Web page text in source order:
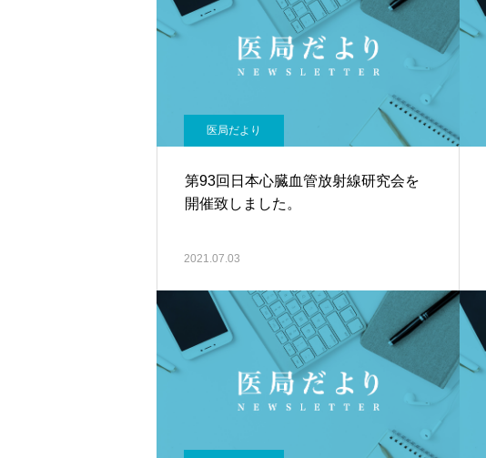
医局だより
第93回日本心臓血管放射線研究会を
開催致しました。
2021.07.03